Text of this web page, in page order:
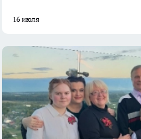
16 июля